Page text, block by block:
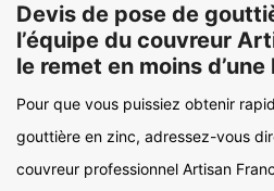
Devis de pose de
l’équipe du couvreur
le remet en moins d’une
Pour que vous puissiez obtenir
gouttière en zinc, adressez-vous
couvreur professionnel Artisan